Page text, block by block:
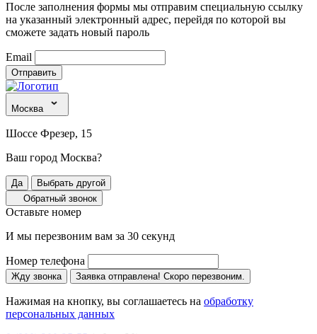
После заполнения формы мы отправим специальную ссылку
на указанный электронный адрес, перейдя по которой вы
сможете задать новый пароль
Email
Отправить
Москва
Шоссе Фрезер, 15
Ваш город Москва?
Да
Выбрать другой
Обратный звонок
Оставьте номер
И мы перезвоним вам за 30 секунд
Номер телефона
Жду звонка Заявка отправлена! Скоро перезвоним.
Нажимая на кнопку, вы соглашаетесь на обработку
персональных данных